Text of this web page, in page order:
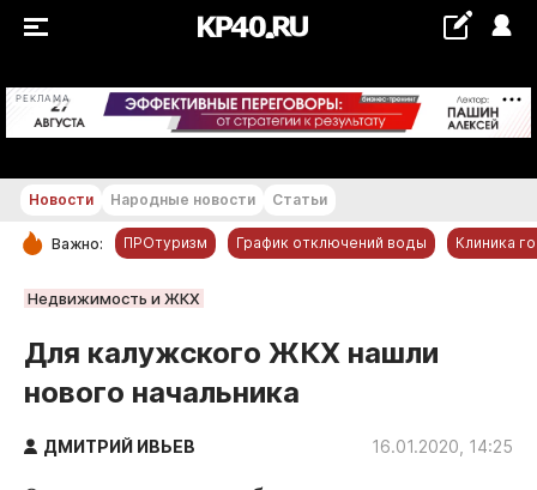
РЕКЛАМА +28 °С
РУБРИКИ
Новости компаний
Статьи
Народные новости
Новости Народные новости Статьи
Важно: ПРОтуризм График отключений воды Клиника
Недвижимость и ЖКХ
Для калужского ЖКХ нашли
нового начальника
ДМИТРИЙ ИВЬЕВ 16.01.2020, 14:25